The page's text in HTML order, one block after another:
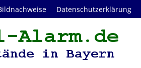
Datenschutzerklärung